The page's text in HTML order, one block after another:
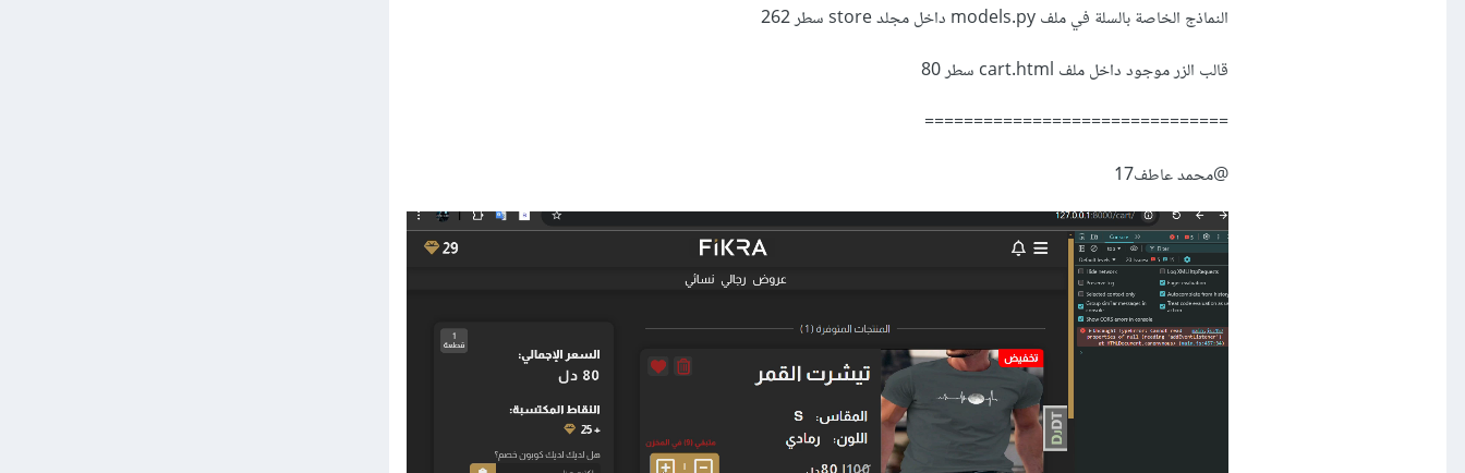
النماذج الخاصة بالسلة في ملف models.py داخل مجلد store سطر 262
قالب الزر موجود داخل ملف cart.html سطر 80
===============================
@محمد عاطف17